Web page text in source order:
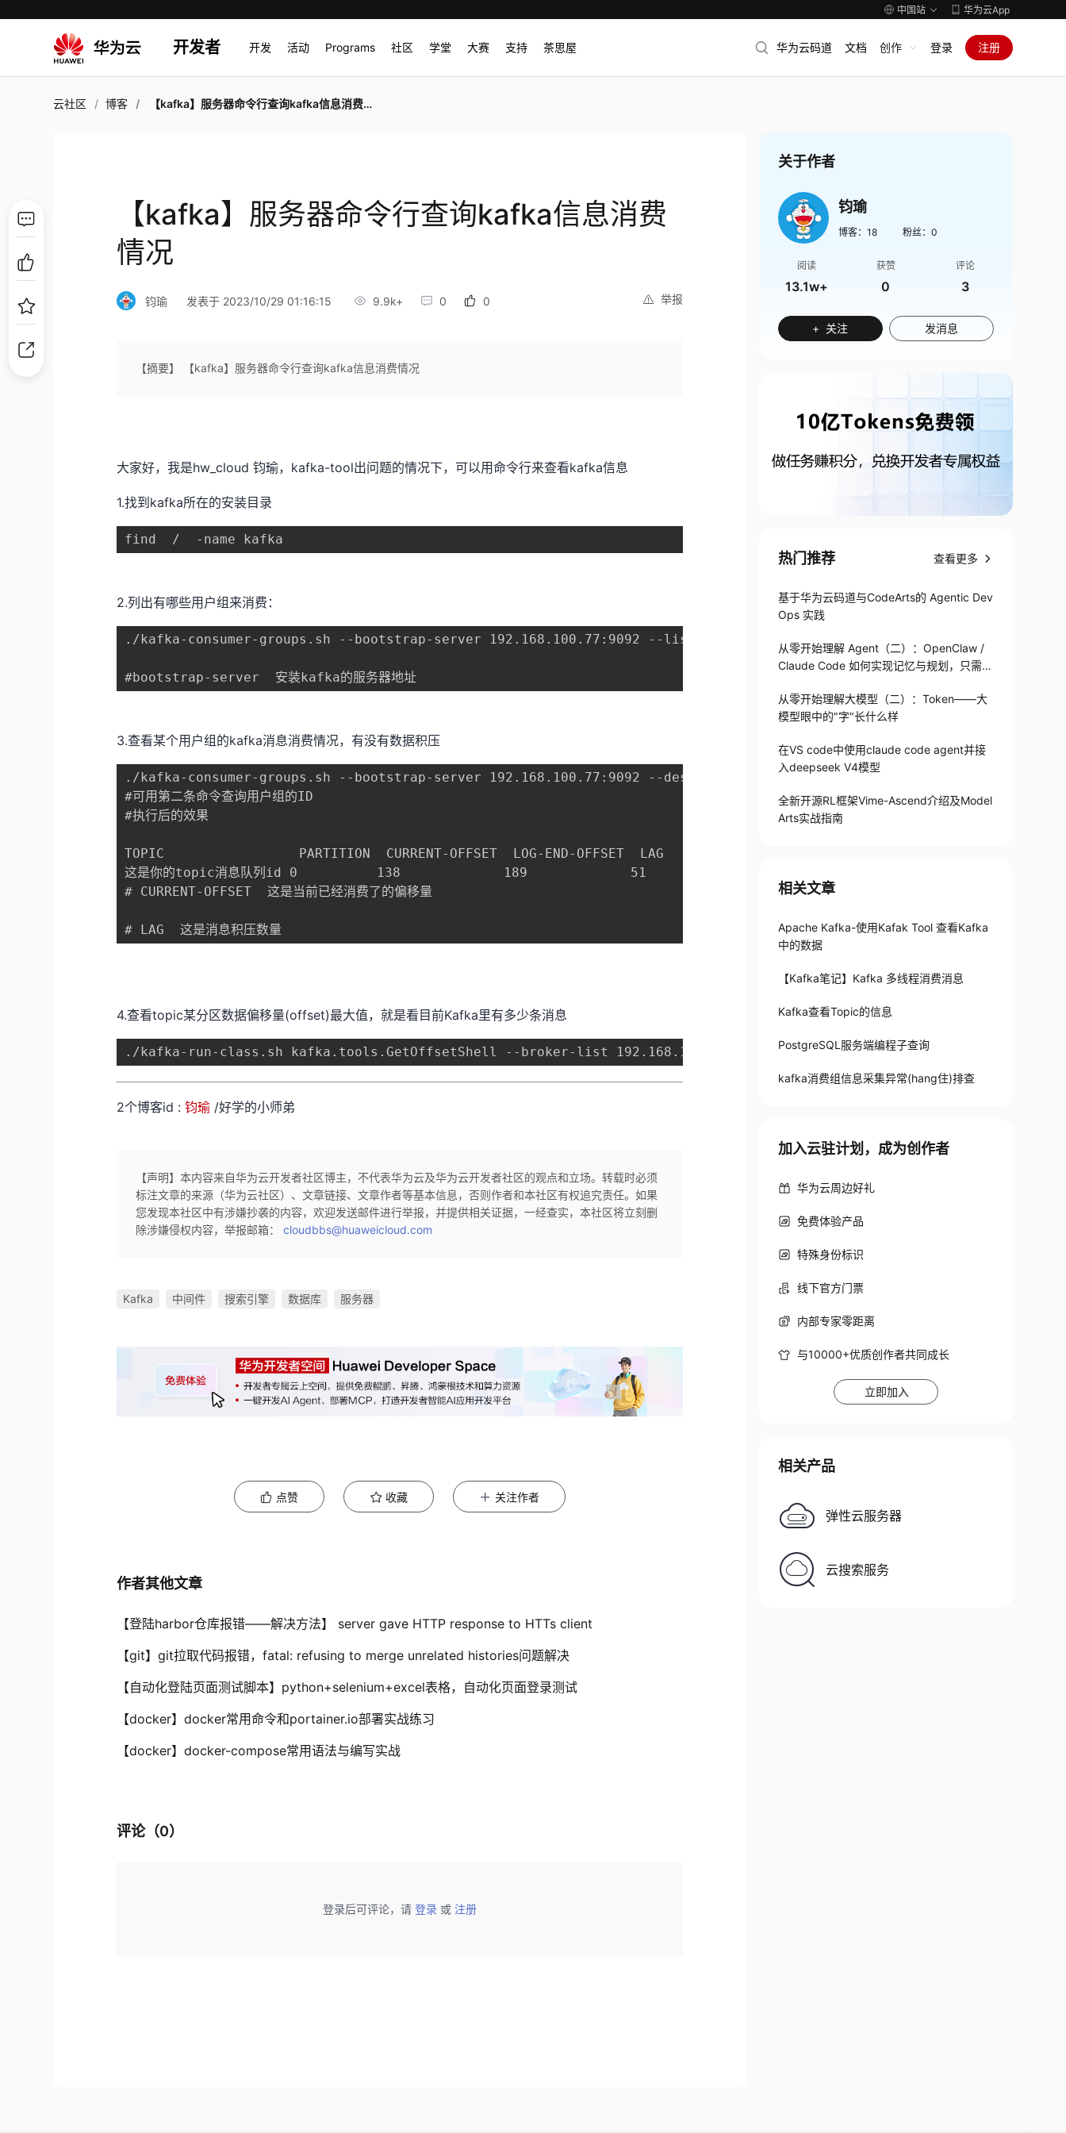
中国站 华为云App
开发者 开发 活动 Programs 社区 学堂 大赛 支持 茶思屋 华为云码道 文档 创作 登录 注册
云社区 博客 【kafka】服务器命令行查询kafka信息消费情况
【kafka】服务器命令行查询kafka信息消费
情况
举报
钧瑜 发表于 2023/10/29 01:16:15 9.9k+ 0 0
【摘要】 【kafka】服务器命令行查询kafka信息消费情况
大家好，我是hw_cloud 钧瑜，kafka-tool出问题的情况下，可以用命令行来查看kafka信息
1.找到kafka所在的安装目录
find  /  -name kafka
2.列出有哪些用户组来消费：
./kafka-consumer-groups.sh --bootstrap-server 192.168.100.77:9092 --list
#bootstrap-server  安装kafka的服务器地址
3.查看某个用户组的kafka消息消费情况，有没有数据积压
./kafka-consumer-groups.sh --bootstrap-server 192.168.100.77:9092 --describe --group 用户组名字
#可用第二条命令查询用户组的ID
#执行后的效果
TOPIC                 PARTITION  CURRENT-OFFSET  LOG-END-OFFSET  LAG             CONSUMER-ID     HOST
这是你的topic消息队列id 0          138             189             51              -               -               -
# CURRENT-OFFSET  这是当前已经消费了的偏移量
# LAG  这是消息积压数量
4.查看topic某分区数据偏移量(offset)最大值，就是看目前Kafka里有多少条消息
./kafka-run-class.sh kafka.tools.GetOffsetShell --broker-list 192.168.100.77:9092 --topic topic队列名字 --partitions 0
2个博客id : 钧瑜 /好学的小师弟
【声明】本内容来自华为云开发者社区博主，不代表华为云及华为云开发者社区的观点和立场。转载时必须
标注文章的来源（华为云社区）、文章链接、文章作者等基本信息，否则作者和本社区有权追究责任。如果
您发现本社区中有涉嫌抄袭的内容，欢迎发送邮件进行举报，并提供相关证据，一经查实，本社区将立刻删
除涉嫌侵权内容，举报邮箱：cloudbbs@huaweicloud.com
Kafka 中间件 搜索引擎 数据库 服务器
点赞 收藏 关注作者
作者其他文章
【登陆harbor仓库报错——解决方法】 server gave HTTP response to HTTs client
【git】git拉取代码报错，fatal: refusing to merge unrelated histories问题解决
【自动化登陆页面测试脚本】python+selenium+excel表格，自动化页面登录测试
【docker】docker常用命令和portainer.io部署实战练习
【docker】docker-compose常用语法与编写实战
评论（0）
登录后可评论，请 登录 或 注册
关于作者
钧瑜
博客： 18 粉丝： 0
阅读
13.1w+
获赞
0
评论
3
+ 关注 发消息
热门推荐 查看更多
基于华为云码道与CodeArts的 Agentic Dev
Ops 实践
从零开始理解 Agent（二）：OpenClaw /
Claude Code 如何实现记忆与规划，只需1
从零开始理解大模型（二）：Token——大
模型眼中的"字"长什么样
在VS code中使用claude code agent并接
入deepseek V4模型
全新开源RL框架Vime-Ascend介绍及Model
Arts实战指南
相关文章
Apache Kafka-使用Kafak Tool 查看Kafka
中的数据
【Kafka笔记】Kafka 多线程消费消息
Kafka查看Topic的信息
PostgreSQL服务端编程子查询
kafka消费组信息采集异常(hang住)排查
加入云驻计划，成为创作者
华为云周边好礼
免费体验产品
特殊身份标识
线下官方门票
内部专家零距离
与10000+优质创作者共同成长
立即加入
相关产品
弹性云服务器
云搜索服务